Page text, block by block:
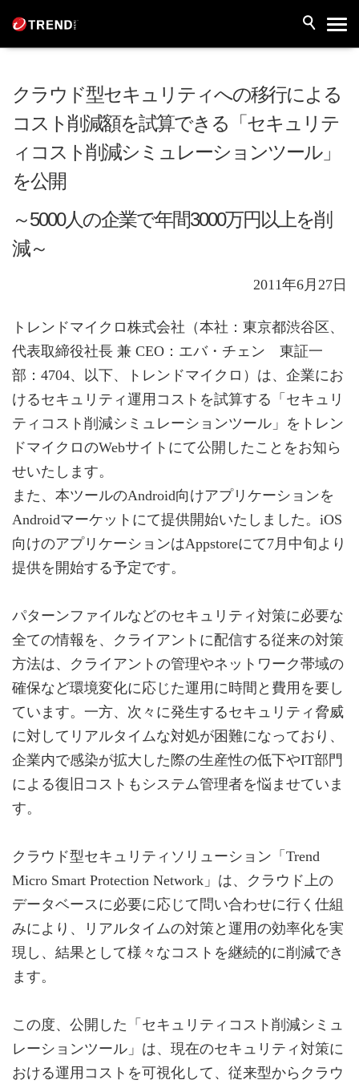
クラウド型セキュリティへの移行による
コスト削減額を試算できる「セキュリテ
ィコスト削減シミュレーションツール」
を公開
～5000人の企業で年間3000万円以上を削
減～
2011年6月27日
トレンドマイクロ株式会社（本社：東京都渋谷区、
代表取締役社長 兼 CEO：エバ・チェン 東証一
部：4704、以下、トレンドマイクロ）は、企業にお
けるセキュリティ運用コストを試算する「セキュリ
ティコスト削減シミュレーションツール」をトレン
ドマイクロのWebサイトにて公開したことをお知ら
せいたします。
また、本ツールのAndroid向けアプリケーションを
Androidマーケットにて提供開始いたしました。iOS
向けのアプリケーションはAppstoreにて7月中旬より
提供を開始する予定です。
パターンファイルなどのセキュリティ対策に必要な
全ての情報を、クライアントに配信する従来の対策
方法は、クライアントの管理やネットワーク帯域の
確保など環境変化に応じた運用に時間と費用を要し
ています。一方、次々に発生するセキュリティ脅威
に対してリアルタイムな対処が困難になっており、
企業内で感染が拡大した際の生産性の低下やIT部門
による復旧コストもシステム管理者を悩ませていま
す。
クラウド型セキュリティソリューション「Trend
Micro Smart Protection Network」は、クラウド上の
データベースに必要に応じて問い合わせに行く仕組
みにより、リアルタイムの対策と運用の効率化を実
現し、結果として様々なコストを継続的に削減でき
ます。
この度、公開した「セキュリティコスト削減シミュ
レーションツール」は、現在のセキュリティ対策に
おける運用コストを可視化して、従来型からクラウ